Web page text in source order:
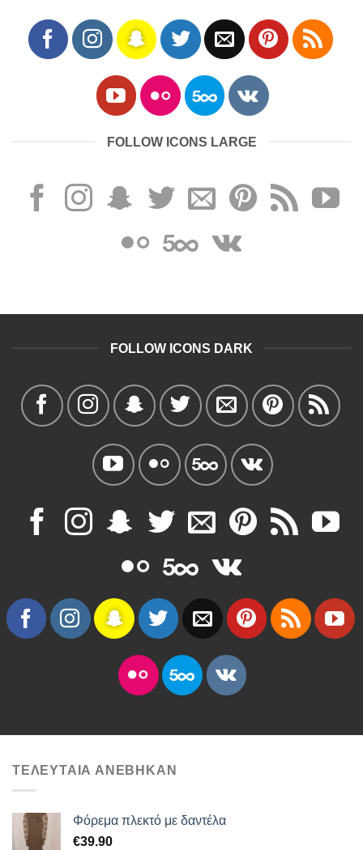
FOLLOW ICONS LARGE
FOLLOW ICONS DARK
ΤΕΛΕΥΤΑΙΑ ΑΝΕΒΗΚΑΝ
Φόρεμα πλεκτό με δαντέλα
€39.90